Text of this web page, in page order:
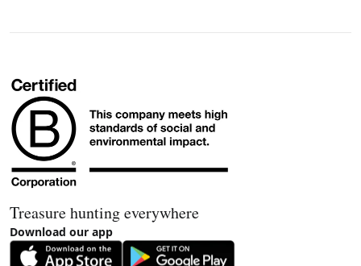
Treasure hunting everywhere
Download our app